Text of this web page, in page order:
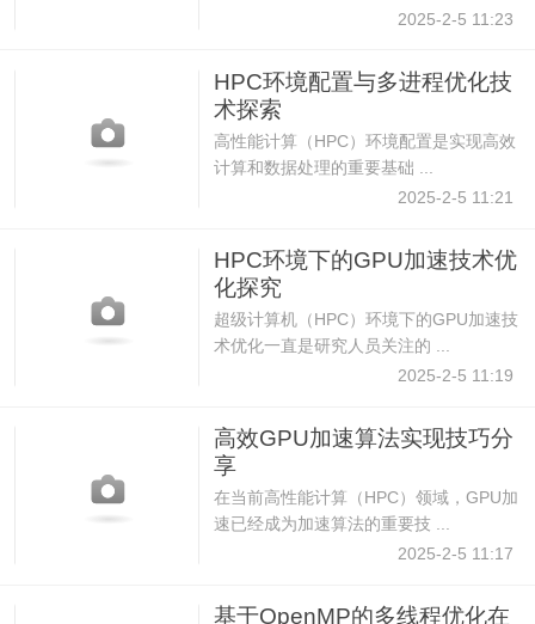
2025-2-5 11:23
HPC环境配置与多进程优化技
术探索
高性能计算（HPC）环境配置是实现高效
计算和数据处理的重要基础 ...
2025-2-5 11:21
HPC环境下的GPU加速技术优
化探究
超级计算机（HPC）环境下的GPU加速技
术优化一直是研究人员关注的 ...
2025-2-5 11:19
高效GPU加速算法实现技巧分
享
在当前高性能计算（HPC）领域，GPU加
速已经成为加速算法的重要技 ...
2025-2-5 11:17
基于OpenMP的多线程优化在